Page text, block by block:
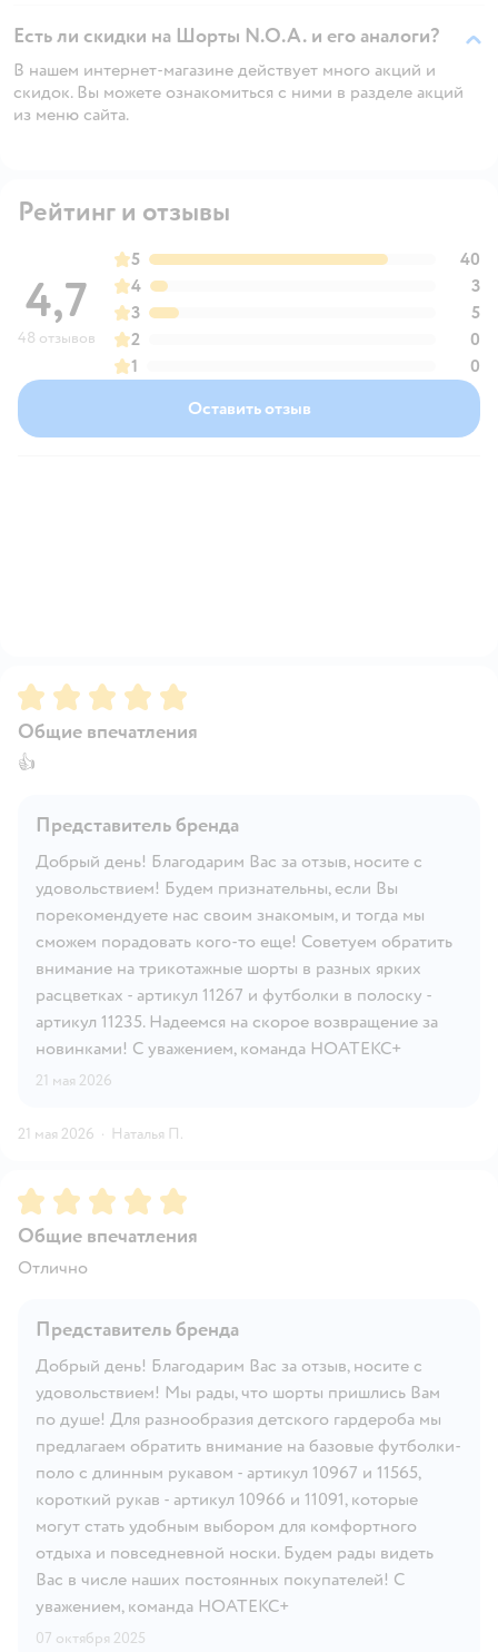
Есть ли скидки на Шорты N.O.A. и его аналоги?
В нашем интернет-магазине действует много акций и
скидок. Вы можете ознакомиться с ними в разделе акций
из меню сайта.
Рейтинг и отзывы
4,7
48 отзывов
5
40
4
3
3
5
2
0
1
0
Оставить отзыв
Рейтинг:5
Общие впечатления
👍
Представитель бренда
Добрый день! Благодарим Вас за отзыв, носите с
удовольствием! Будем признательны, если Вы
порекомендуете нас своим знакомым, и тогда мы
сможем порадовать кого-то еще! Советуем обратить
внимание на трикотажные шорты в разных ярких
расцветках - артикул 11267 и футболки в полоску -
артикул 11235. Надеемся на скорое возвращение за
новинками! С уважением, команда НОАТЕКС+
21 мая 2026
21 мая 2026 · Наталья П.
Рейтинг:5
Общие впечатления
Отлично
Представитель бренда
Добрый день! Благодарим Вас за отзыв, носите с
удовольствием! Мы рады, что шорты пришлись Вам
по душе! Для разнообразия детского гардероба мы
предлагаем обратить внимание на базовые футболки-
поло с длинным рукавом - артикул 10967 и 11565,
короткий рукав - артикул 10966 и 11091, которые
могут стать удобным выбором для комфортного
отдыха и повседневной носки. Будем рады видеть
Вас в числе наших постоянных покупателей! С
уважением, команда НОАТЕКС+
07 октября 2025